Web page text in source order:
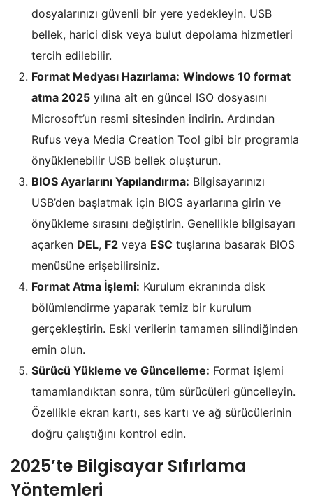
dosyalarınızı güvenli bir yere yedekleyin. USB
bellek, harici disk veya bulut depolama hizmetleri
tercih edilebilir.
Format Medyası Hazırlama: Windows 10 format
atma 2025 yılına ait en güncel ISO dosyasını
Microsoft’un resmi sitesinden indirin. Ardından
Rufus veya Media Creation Tool gibi bir programla
önyüklenebilir USB bellek oluşturun.
BIOS Ayarlarını Yapılandırma: Bilgisayarınızı
USB’den başlatmak için BIOS ayarlarına girin ve
önyükleme sırasını değiştirin. Genellikle bilgisayarı
açarken DEL, F2 veya ESC tuşlarına basarak BIOS
menüsüne erişebilirsiniz.
Format Atma İşlemi: Kurulum ekranında disk
bölümlendirme yaparak temiz bir kurulum
gerçekleştirin. Eski verilerin tamamen silindiğinden
emin olun.
Sürücü Yükleme ve Güncelleme: Format işlemi
tamamlandıktan sonra, tüm sürücüleri güncelleyin.
Özellikle ekran kartı, ses kartı ve ağ sürücülerinin
doğru çalıştığını kontrol edin.
2025’te Bilgisayar Sıfırlama
Yöntemleri